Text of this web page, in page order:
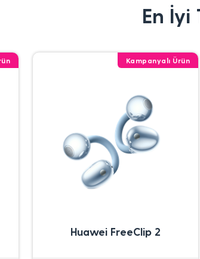
En İyi
Kampanyalı Ürün
Huawei FreeClip 2